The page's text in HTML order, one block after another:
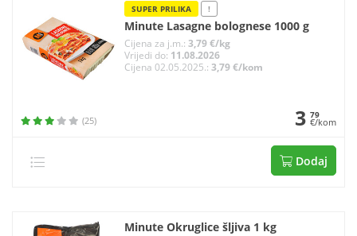
SUPER PRILIKA !
Minute Lasagne bolognese 1000 g
Cijena za j.m.: 3,79 €/kg
Vrijedi do: 11.08.2026
Cijena 02.05.2025.: 3,79 €/kom
(25) 3 79
€/kom
Dodaj
Minute Okruglice šljiva 1 kg